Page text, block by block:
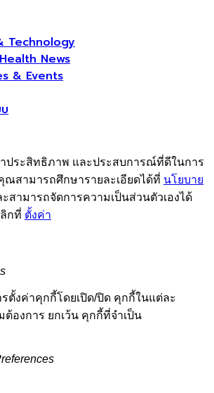
Technology
News
& Events
ประสิทธิภาพ และประสบการณ์ที่ดีในการ
สามารถศึกษารายละเอียดได้ที่ นโยบาย
ะสามารถจัดการความเป็นส่วนตัวเองได้
กที่ ตั้งค่า
ตั้งค่าคุกกี้โดยเปิด/ปิด คุกกี้ในแต่ละ
องการ ยกเว้น คุกกี้ที่จำเป็น